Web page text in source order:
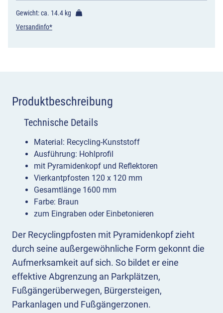
Gewicht: ca. 14.4 kg
Versandinfo*
Produktbeschreibung
Der Recyclingpfosten mit Pyramidenkopf zieht
durch seine außergewöhnliche Form gekonnt die
Aufmerksamkeit auf sich. So bildet er eine
effektive Abgrenzung an Parkplätzen,
Fußgängerüberwegen, Bürgersteigen,
Parkanlagen und Fußgängerzonen.
Technische Details
Material: Recycling-Kunststoff
Ausführung: Hohlprofil
mit Pyramidenkopf und Reflektoren
Vierkantpfosten 120 x 120 mm
Gesamtlänge 1600 mm
Farbe: Braun
zum Eingraben oder Einbetonieren